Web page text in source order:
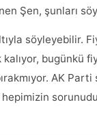
Şen, şunları
söyleyebilir.
bugünkü
AK Parti